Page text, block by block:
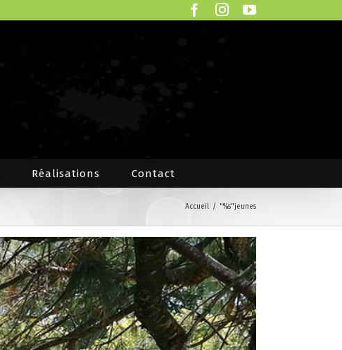
Facebook
InstagramYouTube
Réalisations Contact
Accueil / "%s"jeunes